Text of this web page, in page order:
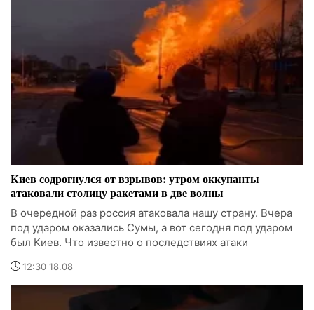
Киев содрогнулся от взрывов: утром оккупанты
атаковали столицу ракетами в две волны
В очередной раз россия атаковала нашу страну. Вчера
под ударом оказались Сумы, а вот сегодня под ударом
был Киев. Что известно о последствиях атаки
12:30 18.08